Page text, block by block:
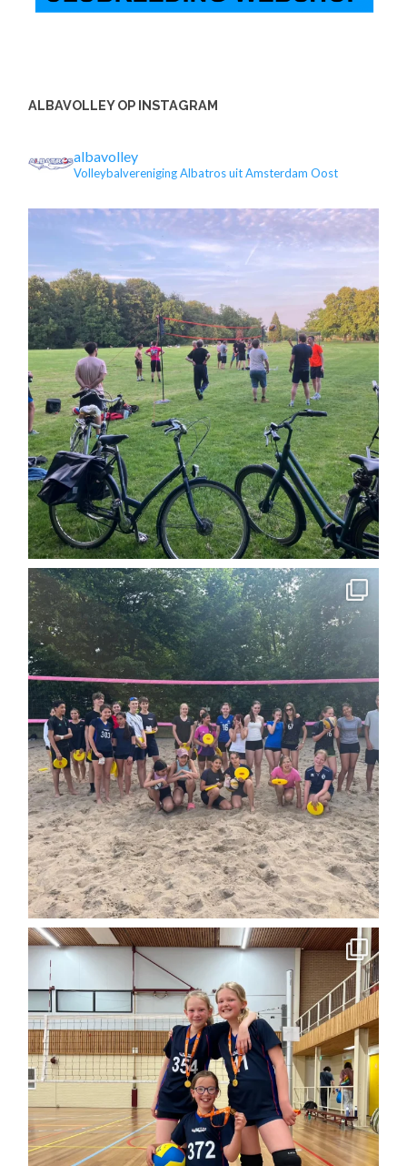
ALBAVOLLEY OP INSTAGRAM
albavolley
Volleybalvereniging Albatros uit Amsterdam Oost